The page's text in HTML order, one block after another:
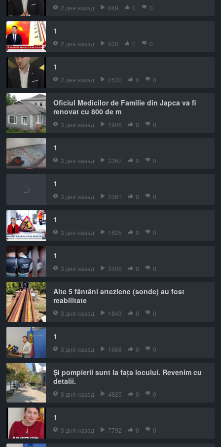
2 дня назад 849 0 0
1
2 дня назад 930 0 0
1
2 дня назад 2530 0 0
Oficiul Medicilor de Familie din Japca va fi
renovat cu 800 de m
3 дня назад 1906 0 0
1
3 дня назад 3367 0 0
1
3 дня назад 3361 0 0
1
3 дня назад 1825 0 0
1
3 дня назад 3205 0 0
Alte 5 fântâni arteziene (sonde) au fost
reabilitate
3 дня назад 1843 0 0
1
3 дня назад 1668 0 0
Și pompierii sunt la fața locului. Revenim cu
detalii.
3 дня назад 4825 0 0
1
3 дня назад 7792 0 0